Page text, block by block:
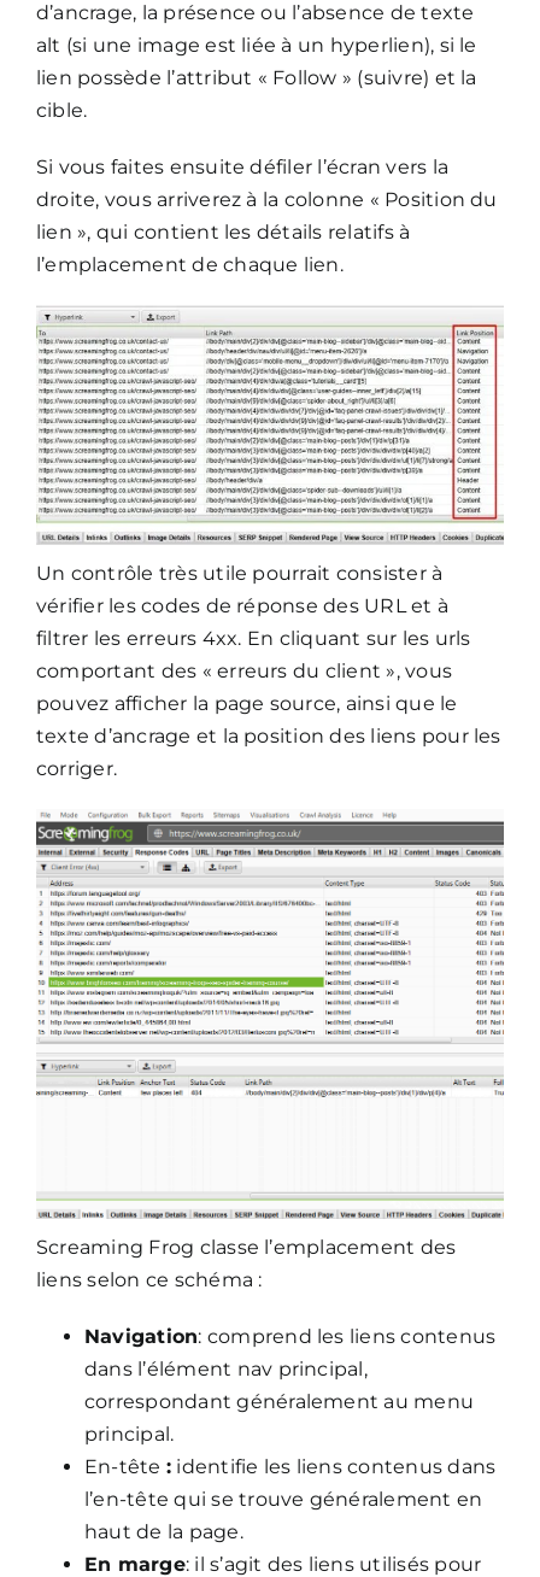
d’ancrage, la présence ou l’absence de texte
alt (si une image est liée à un hyperlien), si le
lien possède l’attribut « Follow » (suivre) et la
cible.
Si vous faites ensuite défiler l’écran vers la
droite, vous arriverez à la colonne « Position du
lien », qui contient les détails relatifs à
l’emplacement de chaque lien.
Un contrôle très utile pourrait consister à
vérifier les codes de réponse des URL et à
filtrer les erreurs 4xx. En cliquant sur les urls
comportant des « erreurs du client », vous
pouvez afficher la page source, ainsi que le
texte d’ancrage et la position des liens pour les
corriger.
Screaming Frog classe l’emplacement des
liens selon ce schéma :
Navigation: comprend les liens contenus
dans l’élément nav principal,
correspondant généralement au menu
principal.
En-tête : identifie les liens contenus dans
l’en-tête qui se trouve généralement en
haut de la page.
En marge: il s’agit des liens utilisés pour